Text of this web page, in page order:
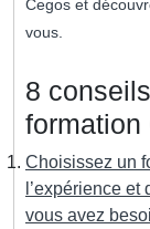
Cegos et
vous.
8
formation
Choisissez un
l’expérience
vous avez